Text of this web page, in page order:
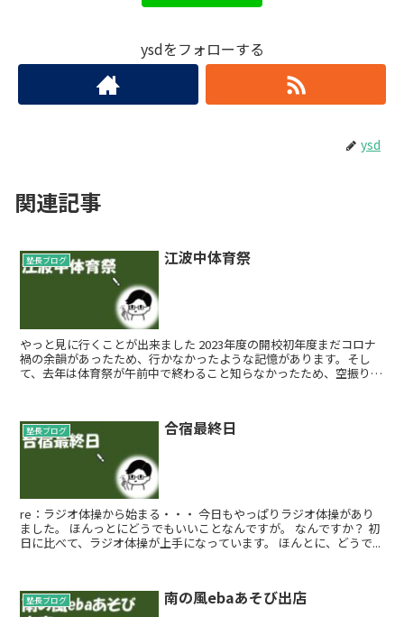
ysdをフォローする
ysd
関連記事
塾長ブログ 江波中体育祭
やっと見に行くことが出来ました 2023年度の開校初年度まだコロナ
禍の余韻があったため、行かなかったような記憶があります。そし
て、去年は体育祭が午前中で終わること知らなかったため、空振りに
塾長ブログ 合宿最終日
re：ラジオ体操から始まる・・・ 今日もやっぱりラジオ体操があり
ました。 ほんっとにどうでもいいことなんですが。 なんですか？ 初
日に比べて、ラジオ体操が上手になっています。 ほんとに、どうで...
塾長ブログ 南の風ebaあそび出店